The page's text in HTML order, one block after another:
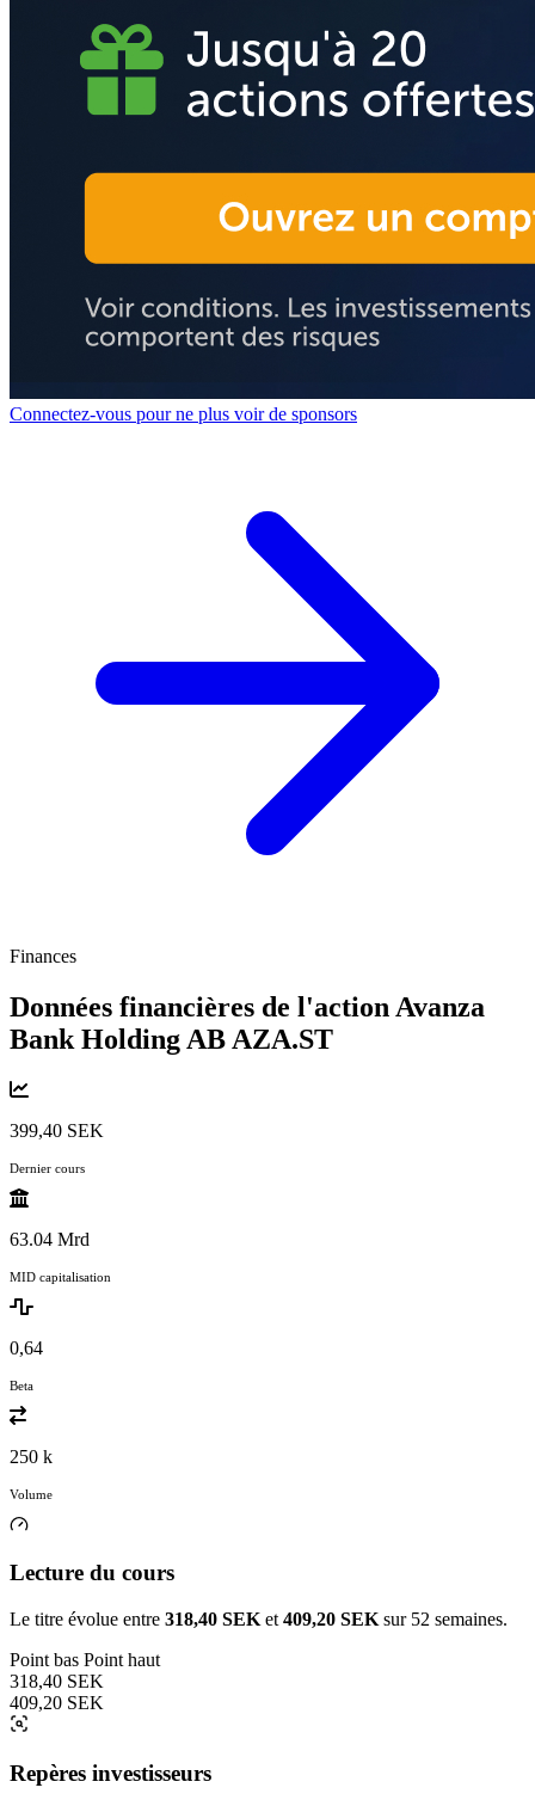
Connectez-vous pour ne plus voir de sponsors
Finances
Données financières de l'action Avanza
Bank Holding AB AZA.ST
399,40 SEK
Dernier cours
63.04 Mrd
MID capitalisation
0,64
Beta
250 k
Volume
Lecture du cours
Le titre évolue entre 318,40 SEK et 409,20 SEK sur 52 semaines.
Point bas Point haut
318,40 SEK
409,20 SEK
Repères investisseurs